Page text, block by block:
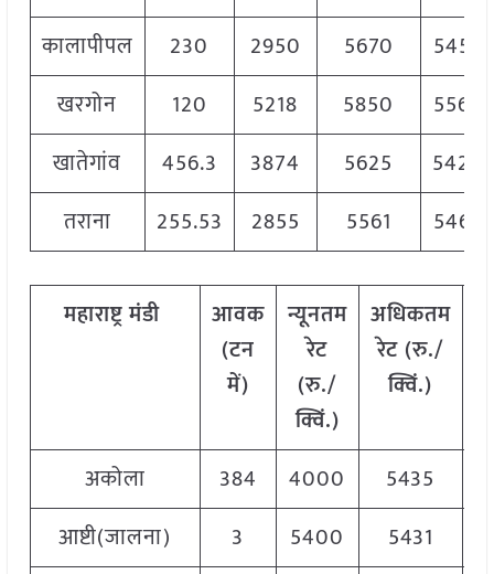
कालापीपल
230 2950 5670
5455
खरगोन
120 5218 5850
5560
खातेगांव
456.3 3874 5625
5420
तराना
255.53 2855 5561 5469
महाराष्ट्र मंडी
आवक
(टन
में)
न्यूनतम
रेट
(रु./
क्विं.)
अधिकतम
रेट (रु./
क्विं.)
अकोला
384 4000 5435
आष्टी(जालना)
3 5400 5431